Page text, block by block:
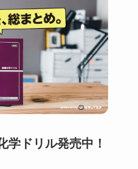
学ドリル発売中！